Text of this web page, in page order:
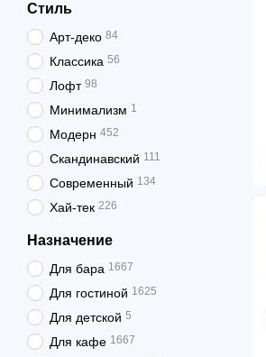
Стиль
Арт-деко 84
Классика 56
Лофт 98
Минимализм 1
Модерн 452
Скандинавский 111
Современный 134
Хай-тек 226
Назначение
Для бара 1667
Для гостиной 1625
Для детской 5
Для кафе 1667